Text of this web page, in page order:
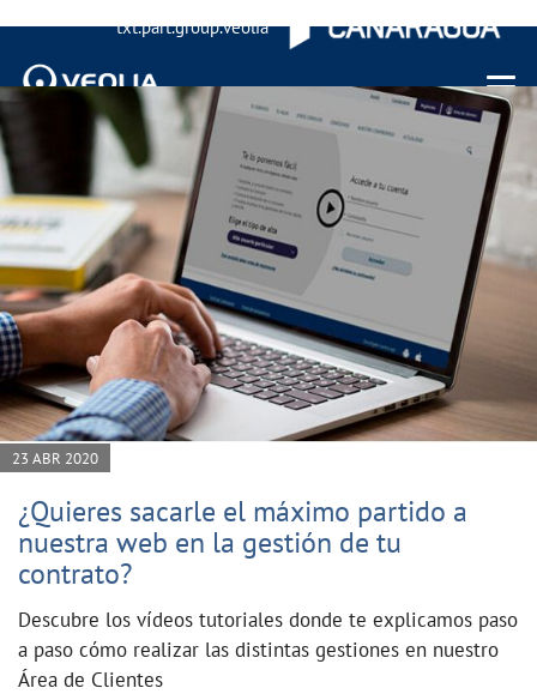
txt.part.group.veolia
Menu
23 ABR 2020
¿Quieres sacarle el máximo partido a
nuestra web en la gestión de tu
contrato?
Descubre los vídeos tutoriales donde te explicamos paso
a paso cómo realizar las distintas gestiones en nuestro
Área de Clientes